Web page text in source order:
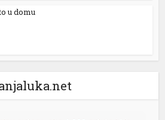
u domu